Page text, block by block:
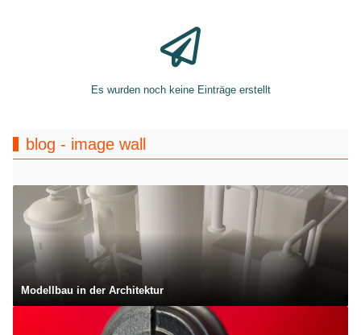
Es wurden noch keine Einträge erstellt
blog - image wall
Modellbau in der Architektur